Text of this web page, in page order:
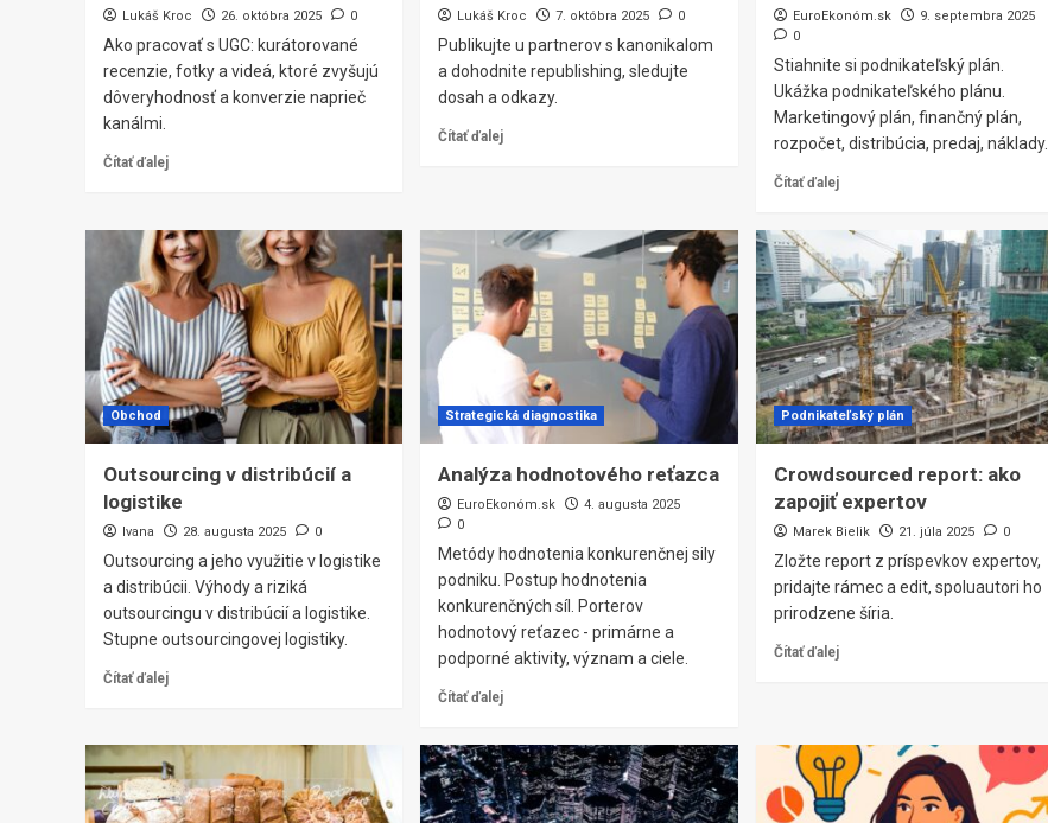
Lukáš Kroc 26. októbra 2025 0
Ako pracovať s UGC: kurátorované
recenzie, fotky a videá, ktoré zvyšujú
dôveryhodnosť a konverzie naprieč
kanálmi.
Čítať ďalej
Lukáš Kroc 7. októbra 2025 0
Publikujte u partnerov s kanonikalom
a dohodnite republishing, sledujte
dosah a odkazy.
Čítať ďalej
EuroEkonóm.sk
9. septembra 2025
0
Stiahnite si podnikateľský plán.
Ukážka podnikateľského plánu.
Marketingový plán, finančný plán,
rozpočet, distribúcia, predaj, náklady.
Čítať ďalej
Obchod
Outsourcing v distribúcií a
logistike
Ivana 28. augusta 2025 0
Outsourcing a jeho využitie v logistike
a distribúcii. Výhody a riziká
outsourcingu v distribúcií a logistike.
Stupne outsourcingovej logistiky.
Čítať ďalej
Strategická diagnostika
Analýza hodnotového reťazca
EuroEkonóm.sk
4. augusta 2025
0
Metódy hodnotenia konkurenčnej sily
podniku. Postup hodnotenia
konkurenčných síl. Porterov
hodnotový reťazec - primárne a
podporné aktivity, význam a ciele.
Čítať ďalej
Podnikateľský plán
Crowdsourced report: ako
zapojiť expertov
Marek Bielik 21. júla 2025 0
Zložte report z príspevkov expertov,
pridajte rámec a edit, spoluautori ho
prirodzene šíria.
Čítať ďalej